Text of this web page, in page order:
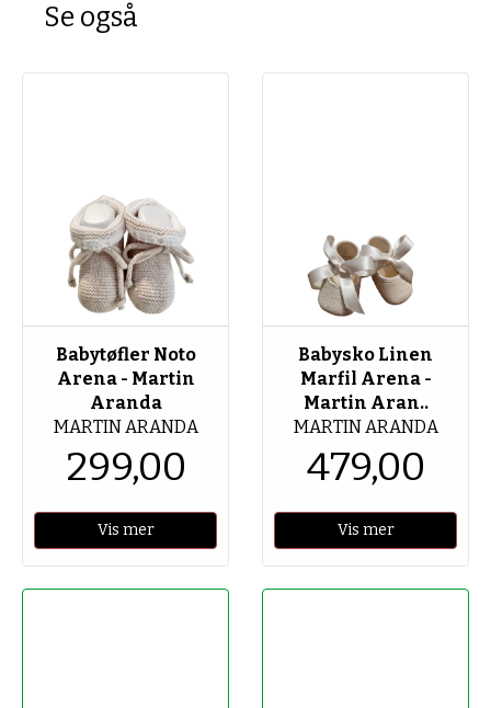
Se også
Babytøfler Noto
Arena - Martin
Aranda
MARTIN ARANDA
299,00
Vis mer
Babysko Linen
Marfil Arena -
Martin Aran..
MARTIN ARANDA
479,00
Vis mer